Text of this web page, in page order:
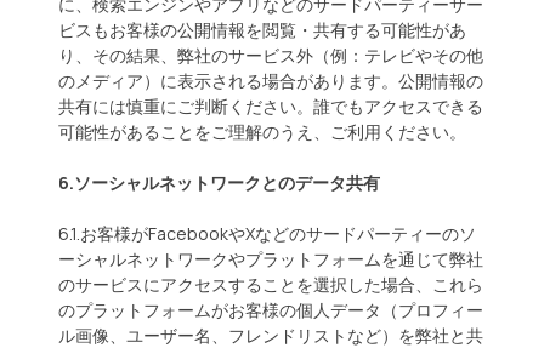
ビスもお客様の公開情報を閲覧・共有する可能性があ
り、その結果、弊社のサービス外（例：テレビやその他
のメディア）に表示される場合があります。公開情報の
共有には慎重にご判断ください。誰でもアクセスできる
可能性があることをご理解のうえ、ご利用ください。
6.ソーシャルネットワークとのデータ共有
6.1.お客様がFacebookやXなどのサードパーティーのソ
ーシャルネットワークやプラットフォームを通じて弊社
のサービスにアクセスすることを選択した場合、これら
のプラットフォームがお客様の個人データ（プロフィー
ル画像、ユーザー名、フレンドリストなど）を弊社と共